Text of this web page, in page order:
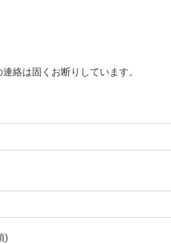
絡は固くお断りしています。
)